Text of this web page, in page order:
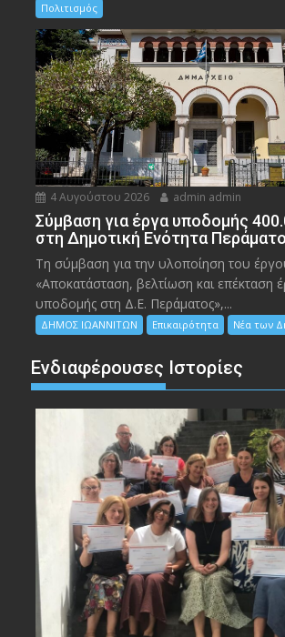
Πολιτισμός
4 Αυγούστου 2026 admin admin
Σύμβαση για έργα υποδομής
στη Δημοτική Ενότητα
Τη σύμβαση για την υλοποίηση του
«Αποκατάσταση, βελτίωση και επέκταση
υποδομής στη Δ.Ε. Περάματος»,...
ΔΗΜΟΣ ΙΩΑΝΝΙΤΩΝ Επικαιρότητα Νέα των
Ενδιαφέρουσες Ιστορίες